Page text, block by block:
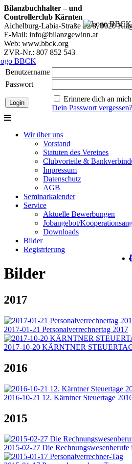
Bilanzbuchhalter – und
Controllerclub Kärnten
Aichelburg-Labia-Straße 22/8, 9020
E-Mail: info@bilanzgewinn.at
Web: www.bbck.org
ZVR-Nr.: 807 852 543
Benutzername
Passwort
Erinnere dich an mich
Dein Passwort vergessen?
Wir über uns
Vorstand
Statuten des Vereines
Clubvorteile &
Impressum
Datenschutz
AGB
Seminarkalender
Service
Aktuelle Bewerbungen
Jobangebot/
Downloads
Bilder
Registrierung
Bilder
2017
2017-01-21 Personalverrechnertag 2017
2017-10-20 KÄRNTNER
2016
2016-10-21 12. Kärntner Steuertage
2015
2015-02-27 Die Rechnungswesenberufe